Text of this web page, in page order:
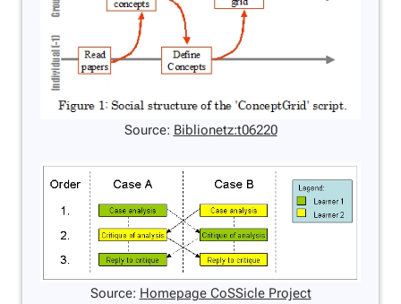
Source: Biblionetz:t06220
Source: Homepage CoSSicle Project